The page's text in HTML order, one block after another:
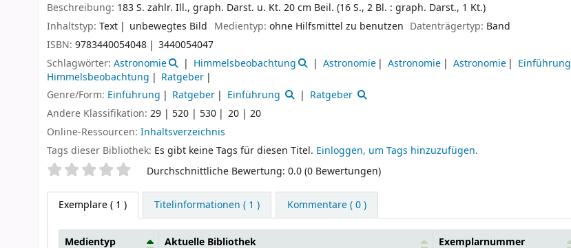
Beschreibung: 183 S. zahlr. Ill., graph. Darst. u. Kt. 20 cm Beil. (16 S., 2 Bl. : graph. Darst., 1 Kt.)
Inhaltstyp: Text unbewegtes Bild Medientyp: ohne Hilfsmittel zu benutzen Datenträgertyp: Band
ISBN: 9783440054048
3440054047
Schlagwörter: Astronomie Himmelsbeobachtung Astronomie Astronomie Astronomie
Einführung
Himmelsbeobachtung
Ratgeber
Genre/Form: Einführung Ratgeber Einführung
Ratgeber
Andere Klassifikation: 29 | 520 | 530
20 | 20
Online-Ressourcen: Inhaltsverzeichnis
Tags dieser Bibliothek: Es gibt keine Tags für diesen Titel. Einloggen, um Tags hinzuzufügen.
SternchenbewertungDurchschnittliche Bewertung: 0.0 (0 Bewertungen)
Exemplare( 1 ) Titelinformationen ( 1 ) Kommentare ( 0 )
Medientyp Aktuelle Bibliothek Exemplarnummer